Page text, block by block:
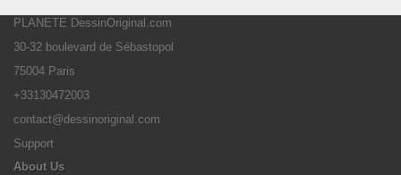
PLANETE DessinOriginal.com
30-32 boulevard de Sébastopol
75004 Paris
+33130472003
contact@dessinoriginal.com
Support
About Us